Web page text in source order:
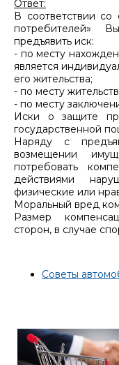
Ответ:
В соответствии
потребителей»
предъявить иск:
- по месту
является
его жительства;
- по месту
- по месту
Иски о защите
государственной
Наряду с
возмещении
потребовать
действиями
физические или
Моральный вред
Размер
сторон, в случае
Советы